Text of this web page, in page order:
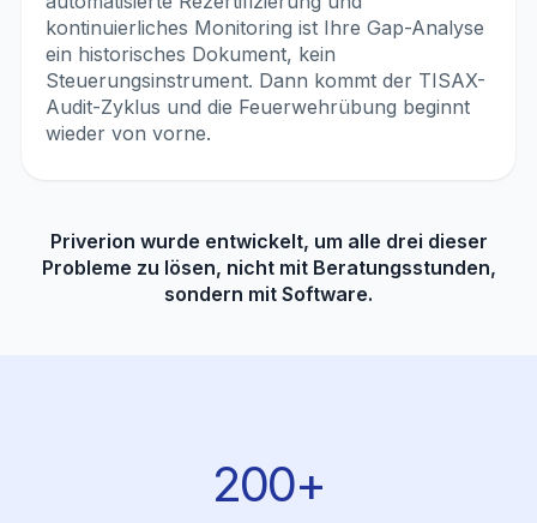
kontinuierliches Monitoring ist Ihre Gap-Analyse
ein historisches Dokument, kein
Steuerungsinstrument. Dann kommt der TISAX-
Audit-Zyklus und die Feuerwehrübung beginnt
wieder von vorne.
Priverion wurde entwickelt, um alle drei dieser
Probleme zu lösen, nicht mit Beratungsstunden,
sondern mit Software.
200+